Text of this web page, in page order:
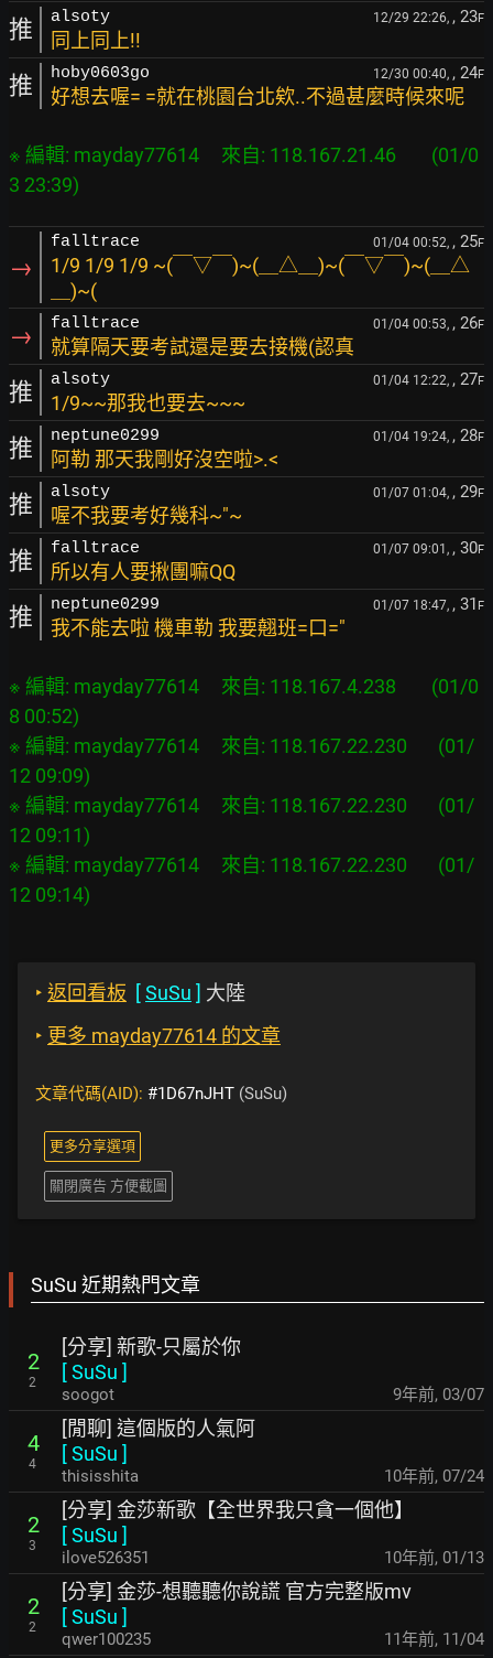
推 alsoty 12/29 22:26, , 23F
同上同上!!
推 hoby0603go 12/30 00:40, , 24F
好想去喔= =就在桃園台北欸..不過甚麼時候來呢
※ 編輯: mayday77614     來自: 118.167.21.46        (01/0
→
falltrace 01/04 00:52, , 25F
1/9 1/9 1/9 ~(￣▽￣)~(＿△＿)~(￣▽￣)~(＿△
＿)~(
→ falltrace 01/04 00:53, , 26F
就算隔天要考試還是要去接機(認真
推 alsoty 01/04 12:22, , 27F
1/9~~那我也要去~~~
推 neptune0299 01/04 19:24, , 28F
阿勒 那天我剛好沒空啦>.<
推 alsoty 01/07 01:04, , 29F
喔不我要考好幾科~"~
推 falltrace 01/07 09:01, , 30F
所以有人要揪團嘛QQ
推 neptune0299 01/07 18:47, , 31 F
我不能去啦 機車勒 我要翹班=口="
※ 編輯: mayday77614     來自: 118.167.4.238        (01/0
8 00:52)
※ 編輯: mayday77614     來自: 118.167.22.230       (01/
12 09:09)
※ 編輯: mayday77614     來自: 118.167.22.230       (01/
12 09:11)
※ 編輯: mayday77614     來自: 118.167.22.230       (01/
‣ 返回看板 [SuSu ] 大陸
‣ 更多 mayday77614 的文章
文章代碼(AID): #1D67nJHT (SuSu)
更多分享選項
關閉廣告 方便截圖
SuSu 近期熱門文章
2
2
[分享] 新歌-只屬於你
[SuSu ]
soogot 9年前, 03/07
4
4
[閒聊] 這個版的人氣阿
[SuSu ]
thisisshita 10年前, 07/24
2
3
[分享] 金莎新歌【全世界我只貪一個他】
[SuSu ]
ilove526351 10年前, 01/13
2
2
[分享] 金莎-想聽聽你說謊 官方完整版mv
[SuSu ]
qwer100235 11年前, 11/04